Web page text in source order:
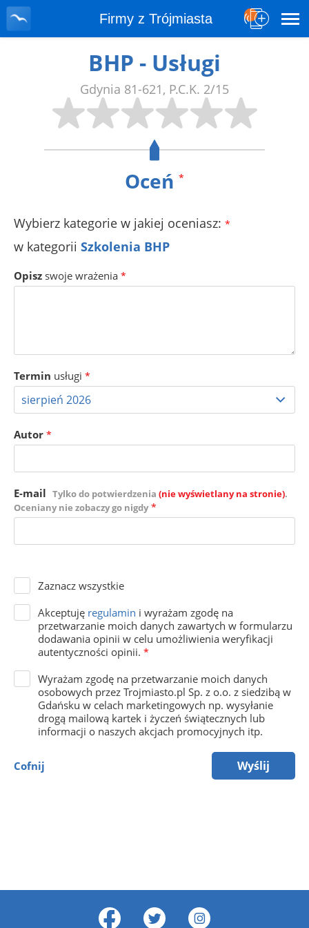
Firmy z Trójmiasta
BHP - Usługi
Gdynia 81-621, P.C.K. 2/15
Oceń *
Wybierz kategorie w jakiej oceniasz: *
w kategorii Szkolenia BHP
Opisz swoje wrażenia *
Termin usługi *
Autor *
E-mail Tylko do potwierdzenia (nie wyświetlany na stronie).
Oceniany nie zobaczy go nigdy *
Zaznacz wszystkie
Akceptuję regulamin i wyrażam zgodę na
przetwarzanie moich danych zawartych w formularzu
dodawania opinii w celu umożliwienia weryfikacji
autentyczności opinii. *
Wyrażam zgodę na przetwarzanie moich danych
osobowych przez Trojmiasto.pl Sp. z o.o. z siedzibą w
Gdańsku w celach marketingowych np. wysyłanie
drogą mailową kartek i życzeń świątecznych lub
informacji o naszych akcjach promocyjnych itp.
Cofnij Wyślij